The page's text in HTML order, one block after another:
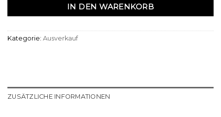
IN DEN WARENKORB
Kategorie: Ausverkauf
ZUSÄTZLICHE INFORMATIONEN